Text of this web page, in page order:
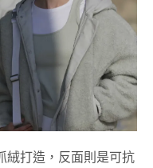
絨打造，反面則是可抗